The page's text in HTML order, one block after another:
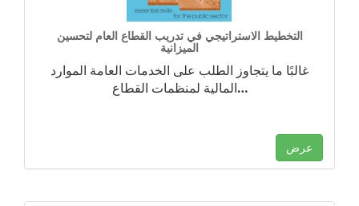
التخطيط الاستراتيجي في تدريب القطاع العام لتحسين
الميزانية
غالبًا ما يتجاوز الطلب على الخدمات العامة الموارد
المالية لمنظمات القطاع…
عرض